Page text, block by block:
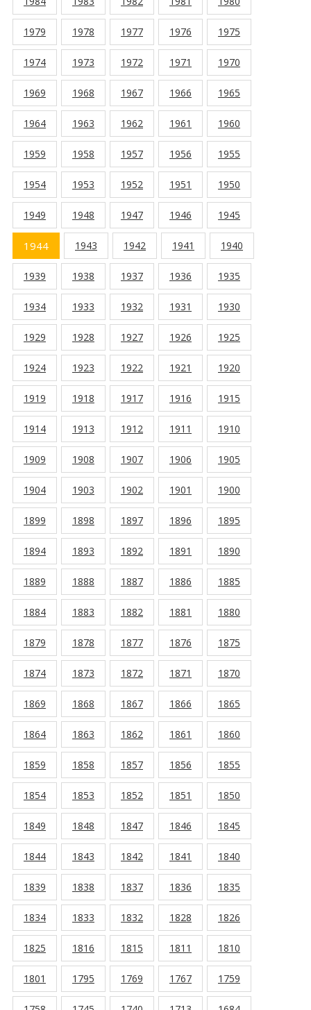
1979 1978 1977 1976 1975
1974 1973 1972 1971 1970
1969 1968 1967 1966 1965
1964 1963 1962 1961 1960
1959 1958 1957 1956 1955
1954 1953 1952 1951 1950
1949 1948 1947 1946 1945
1944 1943 1942 1941 1940
1939 1938 1937 1936 1935
1934 1933 1932 1931 1930
1929 1928 1927 1926 1925
1924 1923 1922 1921 1920
1919 1918 1917 1916 1915
1914 1913 1912 1911 1910
1909 1908 1907 1906 1905
1904 1903 1902 1901 1900
1899 1898 1897 1896 1895
1894 1893 1892 1891 1890
1889 1888 1887 1886 1885
1884 1883 1882 1881 1880
1879 1878 1877 1876 1875
1874 1873 1872 1871 1870
1869 1868 1867 1866 1865
1864 1863 1862 1861 1860
1859 1858 1857 1856 1855
1854 1853 1852 1851 1850
1849 1848 1847 1846 1845
1844 1843 1842 1841 1840
1839 1838 1837 1836 1835
1834 1833 1832 1828 1826
1825 1816 1815 1811 1810
1801 1795 1769 1767 1759